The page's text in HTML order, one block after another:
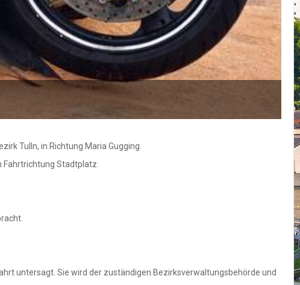
Tulln, in Richtung Maria Gugging.
Fahrtrichtung Stadtplatz.
untersagt. Sie wird der zuständigen Bezirksverwaltungsbehörde und